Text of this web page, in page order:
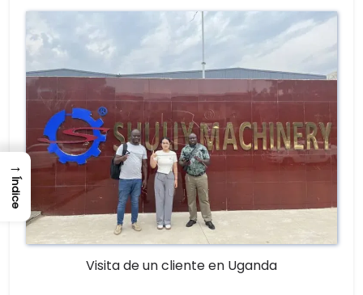
Visita de un cliente en Uganda
→
Índice